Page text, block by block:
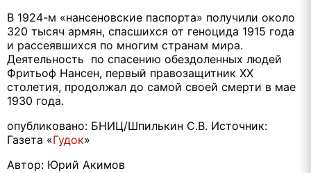
В 1924-м «нансеновские паспорта» получили около
320 тысяч армян, спасшихся от геноцида 1915 года
и рассеявшихся по многим странам мира.
Деятельность по спасению обездоленных людей
Фритьоф Нансен, первый правозащитник ХХ
столетия, продолжал до самой своей смерти в мае
1930 года.
опубликовано: БНИЦ/Шпилькин С.В. Источник:
Газета «Гудок»
Автор: Юрий Акимов